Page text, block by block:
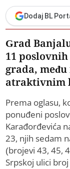
Dodaj BL
Grad
11
grada,
atraktivnim
Prema oglasu,
ponuđeni
Karađorđevića
23, njih sedam
(brojevi 43, 45,
Srpskoj ulici